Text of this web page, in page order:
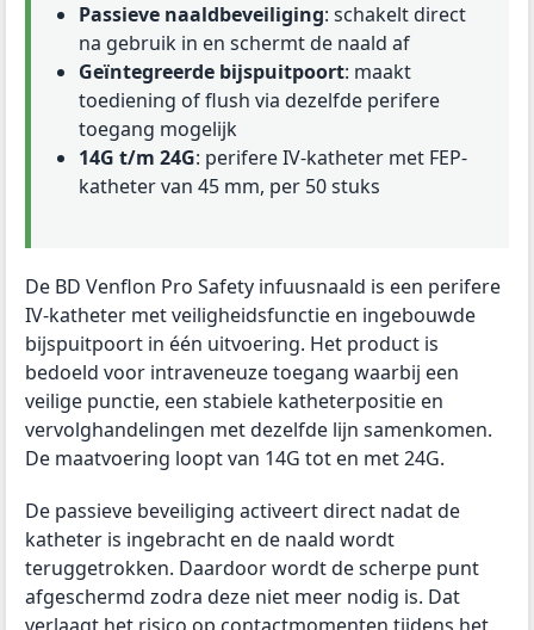
Passieve naaldbeveiliging: schakelt direct
na gebruik in en schermt de naald af
Geïntegreerde bijspuitpoort: maakt
toediening of flush via dezelfde perifere
toegang mogelijk
14G t/m 24G: perifere IV-katheter met FEP-
katheter van 45 mm, per 50 stuks
De BD Venflon Pro Safety infuusnaald is een perifere
IV-katheter met veiligheidsfunctie en ingebouwde
bijspuitpoort in één uitvoering. Het product is
bedoeld voor intraveneuze toegang waarbij een
veilige punctie, een stabiele katheterpositie en
vervolghandelingen met dezelfde lijn samenkomen.
De maatvoering loopt van 14G tot en met 24G.
De passieve beveiliging activeert direct nadat de
katheter is ingebracht en de naald wordt
teruggetrokken. Daardoor wordt de scherpe punt
afgeschermd zodra deze niet meer nodig is. Dat